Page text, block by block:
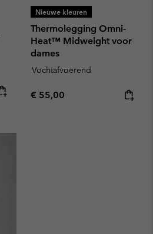
Nieuwe kleuren
Thermolegging Omni-
Heat™ Midweight voor
dames
Vochtafvoerend
Regular price:
€ 55,00